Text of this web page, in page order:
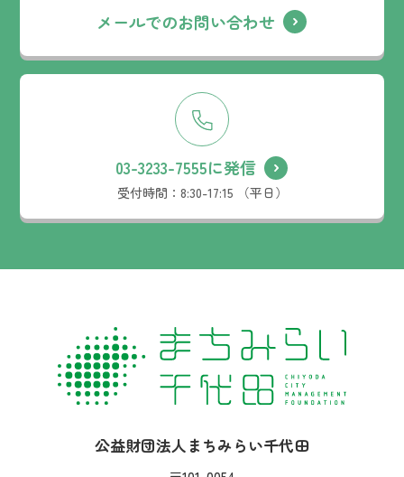
メールでのお問い合わせ
03-3233-7555に発信
受付時間： 8:30-17:15 （平日）
社名：
公益財団法人まちみらい千代田